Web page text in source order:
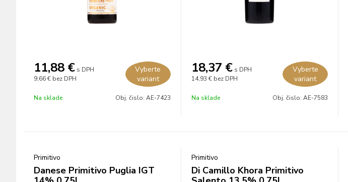
11,88 € s DPH
9,66 € bez DPH
Vyberte
variant
Na sklade Obj. čislo: AE-7423
18,37 € s DPH
14,93 € bez DPH
Vyberte
variant
Na sklade Obj. čislo: AE-7583
Primitivo
Danese Primitivo Puglia IGT
Primitivo
Di Camillo Khora Primitivo